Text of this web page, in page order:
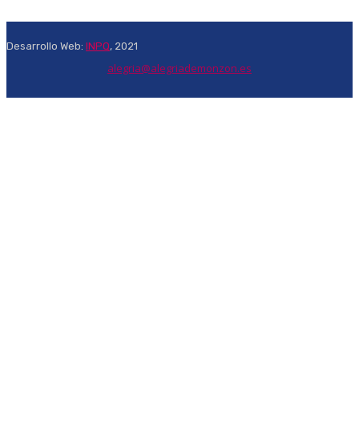
Desarrollo Web: INPQ, 2021
alegria@alegriademonzon.es